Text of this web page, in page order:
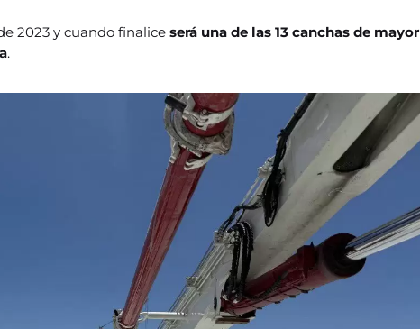
2023 y cuando finaliceserá una de las 13 canchas de mayor
.